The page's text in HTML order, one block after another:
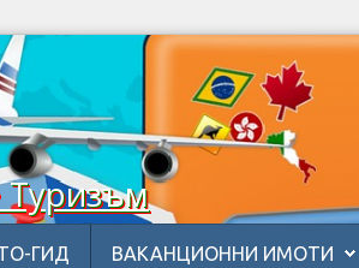
Туризъм
ГИД ВАКАНЦИОННИ ИМОТИ